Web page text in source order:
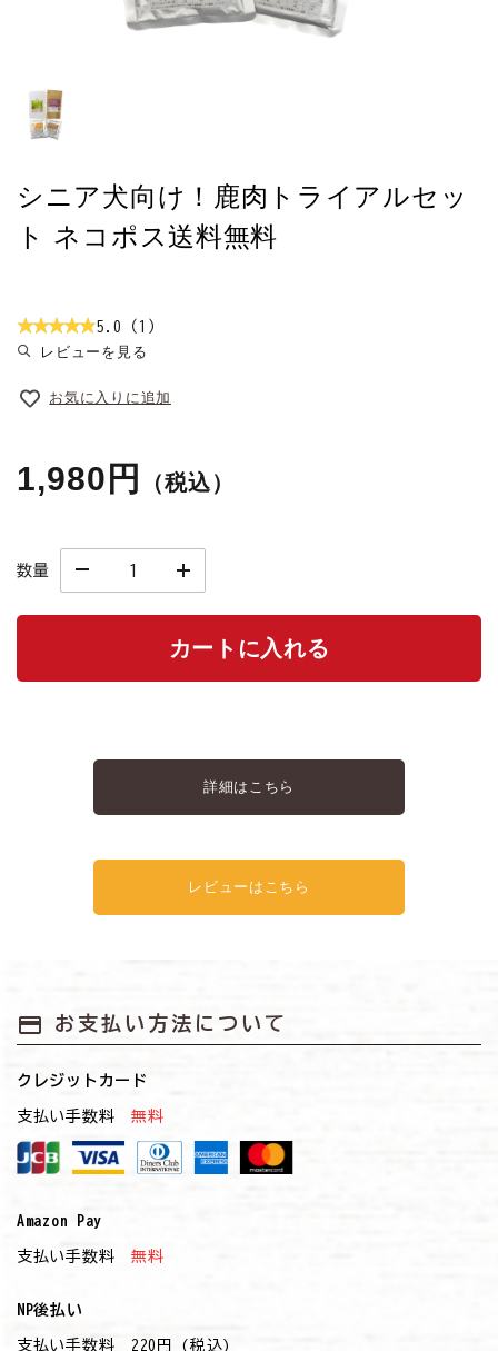
プライバシーポリシー
0120-40-1387
シニア犬向け！鹿肉トライアルセッ
ト ネコポス送料無料
5.0（1）
レビューを見る
お気に入りに追加
1,980円 （税込）
数量
カートに入れる
詳細はこちら
レビューはこちら
payment お支払い方法について
クレジットカード
支払い手数料 無料
Amazon Pay
支払い手数料 無料
NP後払い
支払い手数料 220円 (税込)